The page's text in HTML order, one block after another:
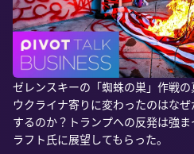
ゼレンスキーの「蜘蛛の巣」作戦
ウクライナ寄りに変わったのはな
するのか？トランプへの反発は強
ラフト氏に展望してもらった。